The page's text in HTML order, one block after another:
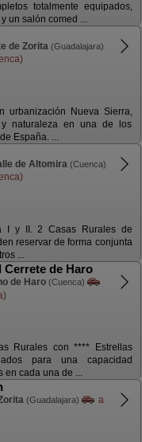
totalmente equipados,
un salón comed ...
de Zorita (Guadalajara)
urbanización Nueva Sierra,
y naturaleza en una de los
España. ...
de Altomira (Cuenca)
I y II. 2 Casas Rurales de
reservar de forma conjunta
...
Cerrete de Haro
de Haro (Cuenca)
Rurales con **** Estrellas
para una capacidad
en cada una de ...
(Guadalajara)
a